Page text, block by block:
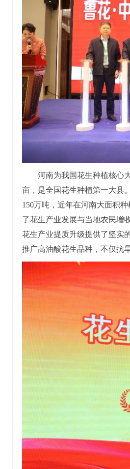
河南为我国花生种植核心
亩，是全国花生种植第一大县
150万吨，近年在河南大面积
了花生产业发展与当地农民增
花生产业提质升级提供了坚实
推广高油酸花生品种，不仅抗